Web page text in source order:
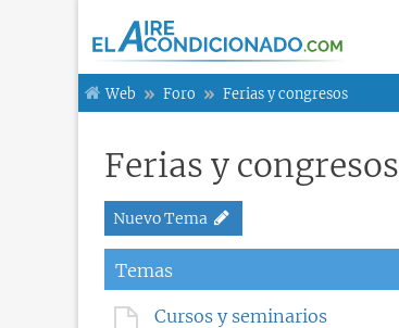
Web Foro Ferias y congresos
Ferias y congresos
Nuevo Tema
Temas
Cursos y seminarios